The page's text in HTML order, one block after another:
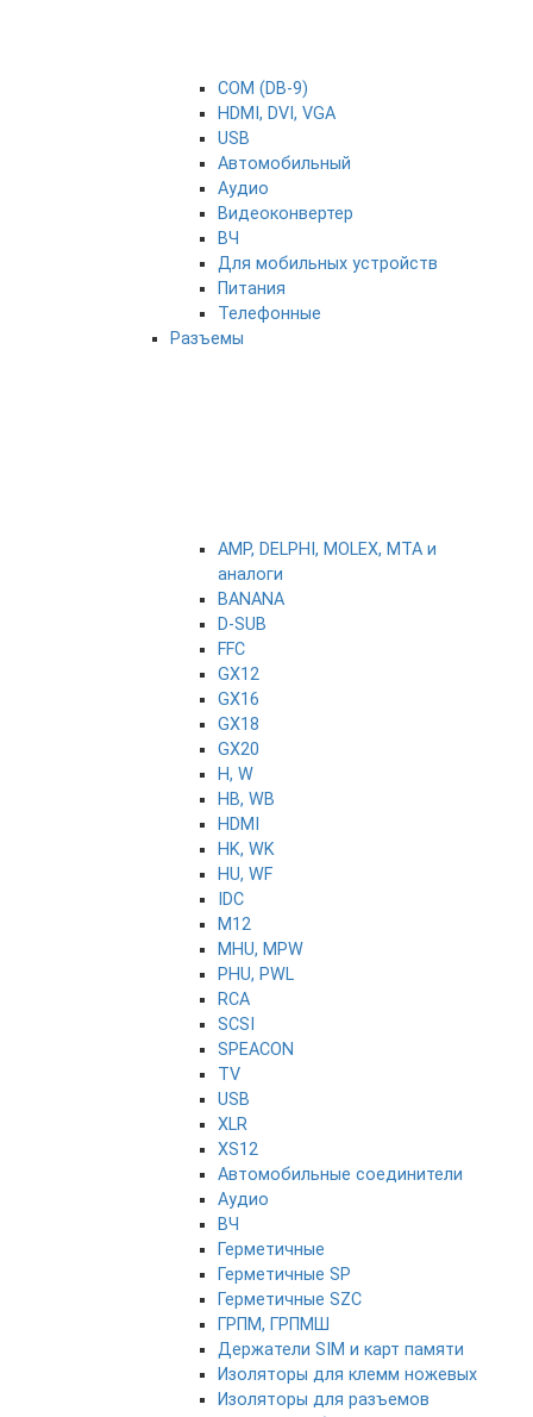
COM (DB-9)
HDMI, DVI, VGA
USB
Автомобильный
Аудио
Видеоконвертер
ВЧ
Для мобильных устройств
Питания
Телефонные
Разъемы
AMP, DELPHI, MOLEX, MTA и
аналоги
BANANA
D-SUB
FFC
GX12
GX16
GX18
GX20
H, W
HB, WB
HDMI
HK, WK
HU, WF
IDC
M12
MHU, MPW
PHU, PWL
RCA
SCSI
SPEACON
TV
USB
XLR
XS12
Автомобильные соединители
Аудио
ВЧ
Герметичные
Герметичные SP
Герметичные SZC
ГРПМ, ГРПМШ
Держатели SIM и карт памяти
Изоляторы для клемм ножевых
Изоляторы для разъемов